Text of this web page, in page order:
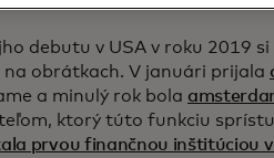
debutu v USA v roku 2019
na obrátkach. V januári prijala
a minulý rok bola
ktorý túto funkciu
prvou finančnou inštitúciou